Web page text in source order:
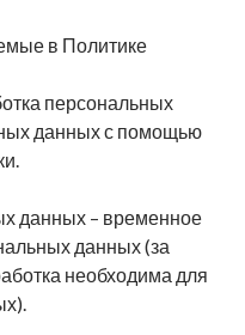
в Политике
персональных
данных с помощью
данных – временное
данных (за
необходима для